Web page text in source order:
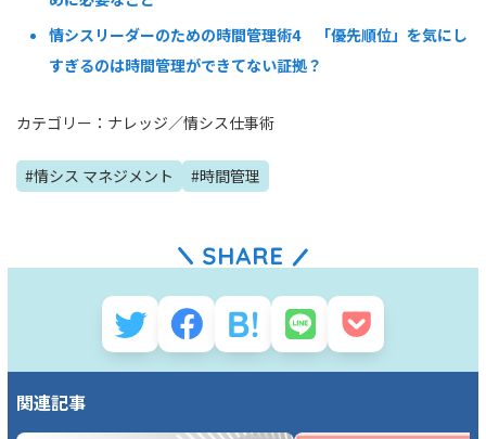
情シスリーダーのための時間管理術4 「優先順位」を気にし
すぎるのは時間管理ができてない証拠？
カテゴリー： ナレッジ／情シス仕事術
#情シス マネジメント #時間管理
関連記事